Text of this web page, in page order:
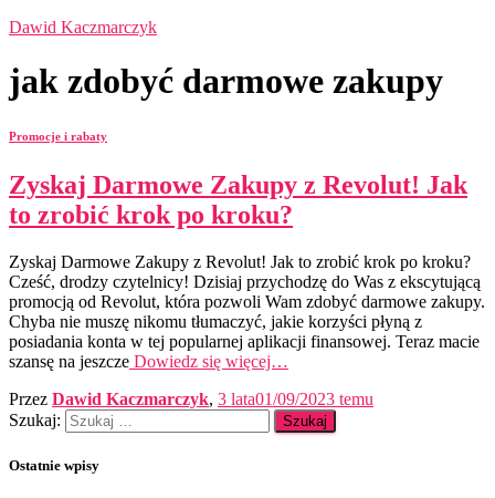
Dawid Kaczmarczyk
jak zdobyć darmowe zakupy
Promocje i rabaty
Zyskaj Darmowe Zakupy z Revolut! Jak
to zrobić krok po kroku?
Zyskaj Darmowe Zakupy z Revolut! Jak to zrobić krok po kroku?
Cześć, drodzy czytelnicy! Dzisiaj przychodzę do Was z ekscytującą
promocją od Revolut, która pozwoli Wam zdobyć darmowe zakupy.
Chyba nie muszę nikomu tłumaczyć, jakie korzyści płyną z
posiadania konta w tej popularnej aplikacji finansowej. Teraz macie
szansę na jeszcze Dowiedz się więcej…
Przez Dawid Kaczmarczyk, 3 lata01/09/2023 temu
Szukaj:
Ostatnie wpisy